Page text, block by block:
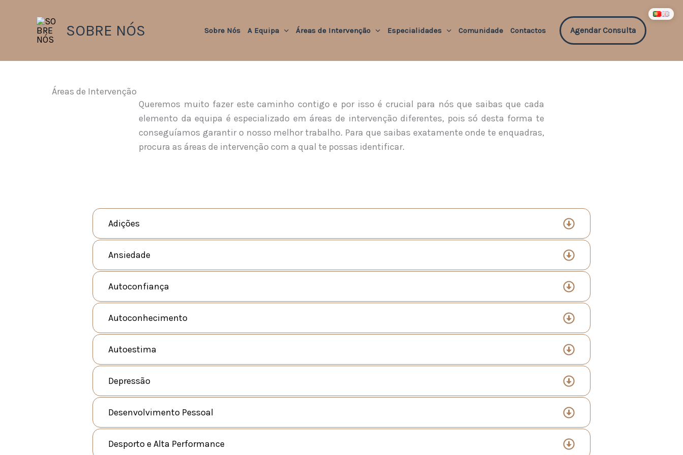
SOBRE NÓS Sobre Nós A Equipa Áreas de Intervenção Especialidades Comunidade Contactos Agendar Consulta
Áreas de Intervenção
Queremos muito fazer este caminho contigo e por isso é crucial para nós que saibas que cada
elemento da equipa é especializado em áreas de intervenção diferentes, pois só desta forma te
conseguíamos garantir o nosso melhor trabalho. Para que saibas exatamente onde te enquadras,
procura as áreas de intervenção com a qual te possas identificar.
Adições
Ansiedade
Autoconfiança
Autoconhecimento
Autoestima
Depressão
Desenvolvimento Pessoal
Desporto e Alta Performance